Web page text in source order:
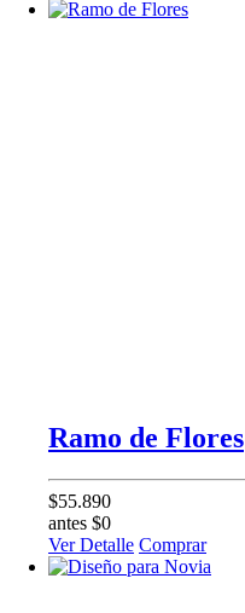
Ramo de Flores
$55.890
antes $0
Ver Detalle Comprar